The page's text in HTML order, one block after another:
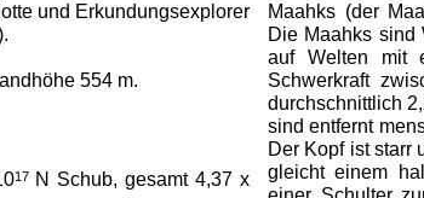
und Erkundungsexplorer
554 m.
17N Schub, gesamt 4,37 x
Maahks (der
Die Maahks sind
auf Wel­ten mit
Schwerkraft
durchschnittlich
sind entfernt
Der Kopf ist starr
gleicht einem